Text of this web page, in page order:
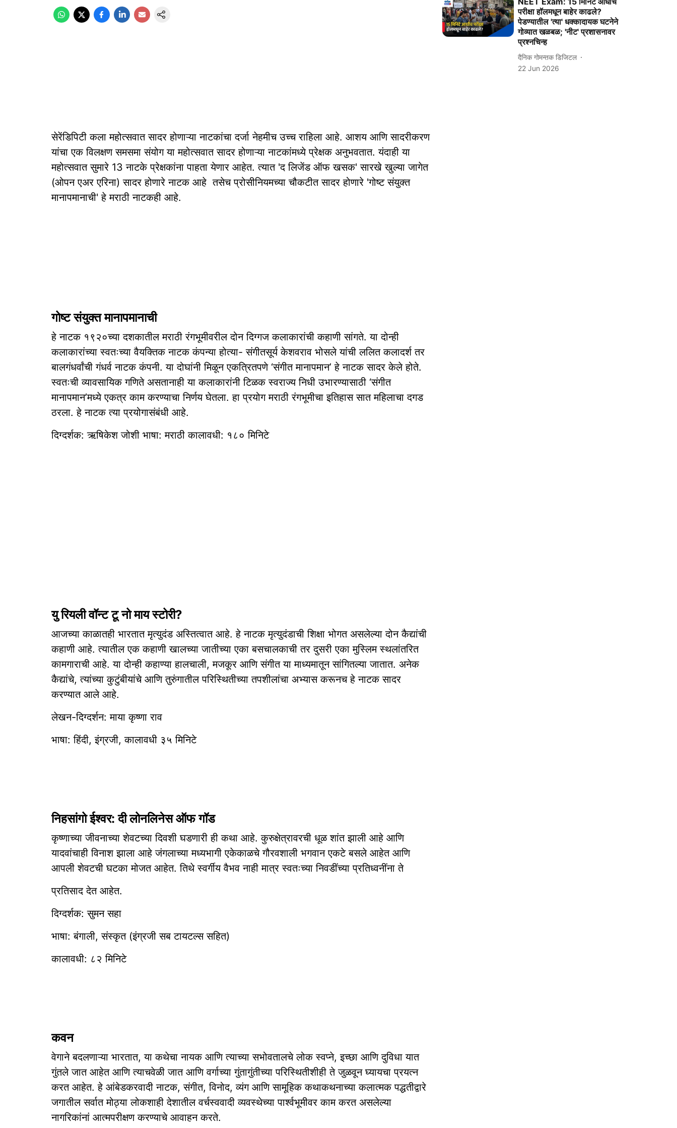
सेरेंडिपिटी कला महोत्सवात सादर होणाऱ्या नाटकांचा दर्जा नेहमीच उच्च राहिला आहे. आशय आणि सादरीकरण
यांचा एक विलक्षण समसमा संयोग या महोत्सवात सादर होणाऱ्या नाटकांमध्ये प्रेक्षक अनुभवतात. यंदाही या
महोत्सवात सुमारे 13 नाटके प्रेक्षकांना पाहता येणार आहेत. त्यात 'द लिजेंड ऑफ खसक' सारखे खुल्या जागेत
(ओपन एअर एरिना) सादर होणारे नाटक आहे तसेच प्रोसीनियमच्या चौकटीत सादर होणारे 'गोष्ट संयुक्त
मानापमानाची' हे मराठी नाटकही आहे.
गोष्ट संयुक्त मानापमानाची
हे नाटक १९२०च्या दशकातील मराठी रंगभूमीवरील दोन दिग्गज कलाकारांची कहाणी सांगते. या दोन्ही
कलाकारांच्या स्वतःच्या वैयक्तिक नाटक कंपन्या होत्या- संगीतसूर्य केशवराव भोसले यांची ललित कलादर्श तर
बालगंधर्वांची गंधर्व नाटक कंपनी. या दोघांनी मिळून एकत्रितपणे ‘संगीत मानापमान’ हे नाटक सादर केले होते.‌
स्वतःची व्यावसायिक गणिते असतानाही या कलाकारांनी टिळक स्वराज्य निधी उभारण्यासाठी ‘संगीत
मानापमान’मध्ये एकत्र काम करण्याचा निर्णय घेतला. हा प्रयोग मराठी रंगभूमीचा इतिहास सात महिलाचा दगड
ठरला. हे नाटक त्या प्रयोगासंबंधी आहे.
दिग्दर्शक: ऋषिकेश जोशी भाषा: मराठी कालावधी: १८० मिनिटे
यु रियली वॉन्ट टू नो माय स्टोरी?
आजच्या काळातही भारतात मृत्युदंड अस्तित्वात आहे. हे नाटक मृत्युदंडाची शिक्षा भोगत असलेल्या दोन कैद्यांची
कहाणी आहे. त्यातील एक कहाणी खालच्या जातीच्या एका बसचालकाची तर दुसरी एका मुस्लिम स्थलांतरित
कामगाराची आहे. या दोन्ही कहाण्या हालचाली, मजकूर आणि संगीत या माध्यमातून सांगितल्या जातात. अनेक
कैद्यांचे, त्यांच्या कुटुंबीयांचे आणि तुरुंगातील परिस्थितीच्या तपशीलांचा अभ्यास करूनच हे नाटक सादर
करण्यात आले आहे.
लेखन-दिग्दर्शन: माया कृष्णा राव
भाषा: हिंदी, इंग्रजी, कालावधी ३५ मिनिटे
निहसांगो ईश्वर: दी लोनलिनेस ऑफ गॉड
कृष्णाच्या जीवनाच्या शेवटच्या दिवशी घडणारी ही कथा आहे. कुरुक्षेत्रावरची धूळ शांत झाली आहे आणि
यादवांचाही विनाश झाला आहे जंगलाच्या मध्यभागी एकेकाळचे गौरवशाली भगवान एकटे बसले आहेत आणि
आपली शेवटची घटका मोजत आहेत. तिथे स्वर्गीय वैभव नाही मात्र स्वतःच्या निवडींच्या प्रतिध्वनींना ते
प्रतिसाद देत आहेत.
दिग्दर्शक: सुमन सहा
भाषा: बंगाली, संस्कृत (इंग्रजी सब टायटल्स सहित)
कालावधी: ८२ मिनिटे
कवन
वेगाने बदलणाऱ्या भारतात, या कथेचा नायक आणि त्याच्या सभोवतालचे लोक स्वप्ने, इच्छा आणि दुविधा यात
गुंतले जात आहेत आणि त्याचवेळी जात आणि वर्गाच्या गुंतागुंतीच्या परिस्थितीशीही ते जुळवून घ्यायचा प्रयत्न
करत आहेत. हे आंबेडकरवादी नाटक, संगीत, विनोद, व्यंग आणि सामूहिक कथाकथनाच्या कलात्मक पद्धतीद्वारे
जगातील सर्वात मोठ्या लोकशाही देशातील वर्चस्ववादी व्यवस्थेच्या पार्श्वभूमीवर काम करत असलेल्या
नागरिकांनां आत्मपरीक्षण करण्याचे आवाहन करते.
परीक्षा हॉलमधून बाहेर काढले?
पेडण्यातील 'त्या' धक्कादायक घटनेने
गोव्यात खळबळ; 'नीट' प्रशासनावर
प्रश्नचिन्ह
दैनिक गोमन्तक डिजिटल
22 Jun 2026